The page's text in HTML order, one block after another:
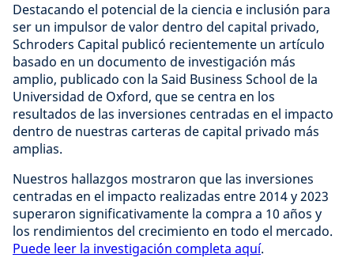
Destacando el potencial de la ciencia e inclusión para
ser un impulsor de valor dentro del capital privado,
Schroders Capital publicó recientemente un artículo
basado en un documento de investigación más
amplio, publicado con la Said Business School de la
Universidad de Oxford, que se centra en los
resultados de las inversiones centradas en el impacto
dentro de nuestras carteras de capital privado más
amplias.
Nuestros hallazgos mostraron que las inversiones
centradas en el impacto realizadas entre 2014 y 2023
superaron significativamente la compra a 10 años y
los rendimientos del crecimiento en todo el mercado.
Puede leer la investigación completa aquí.